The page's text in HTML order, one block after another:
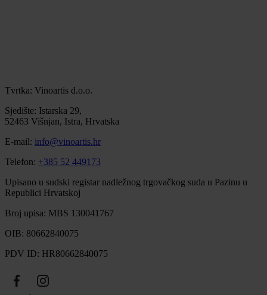
Tvrtka: Vinoartis d.o.o.
Sjedište: Istarska 29,
52463 Višnjan, Istra, Hrvatska
E-mail: info@vinoartis.hr
Telefon: +385 52 449173
Upisano u sudski registar nadležnog trgovačkog suda u Pazinu u
Republici Hrvatskoj
Broj upisa: MBS 130041767
OIB: 80662840075
PDV ID: HR80662840075